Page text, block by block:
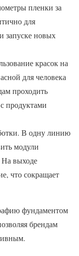
пленки за
для
запуске новых
красок на
для человека
проходить
продуктами
В одну линию
модули
выходе
что сокращает
фундаментом
брендам